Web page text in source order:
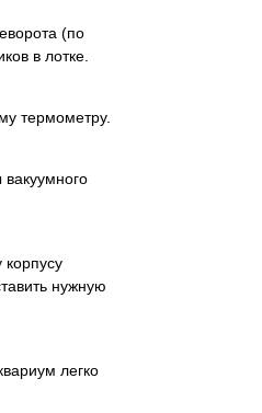
(по
в лотке.
термометру.
нужную
легко